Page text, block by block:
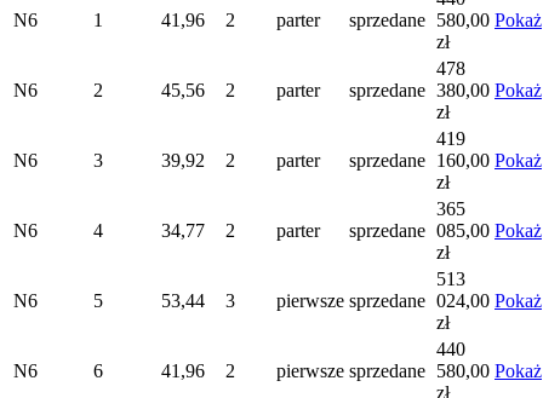
N6 1 41,96 2 parter sprzedane 580,00
zł
Pokaż
N6 2 45,56 2 parter sprzedane
478
380,00
zł
Pokaż
N6 3 39,92 2 parter sprzedane
419
160,00
zł
Pokaż
N6 4 34,77 2 parter sprzedane
365
085,00
zł
Pokaż
N6 5 53,44 3 pierwsze sprzedane
513
024,00
zł
Pokaż
N6 6 41,96 2 pierwsze sprzedane
440
580,00
zł
Pokaż